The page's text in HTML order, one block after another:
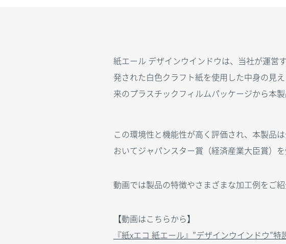
紙エール デザインウインドウは、当社が運営
発された白色クラフト紙を使用した中身の見
来のプラスチックフィルムパッケージから本
この環境性と機能性が高く評価され、本製品
おいてジャパンスター賞（経済産業大臣賞）を
動画では製品の特徴やさまざまな加工例をご紹
【動画はこちらから】
『紙xエコ 紙エール』”デザインウインドウ”特